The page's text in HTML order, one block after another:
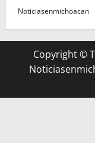
Noticiasenmichoacan
Copyright ©